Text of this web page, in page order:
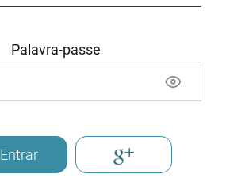
Palavra-passe
Entrar